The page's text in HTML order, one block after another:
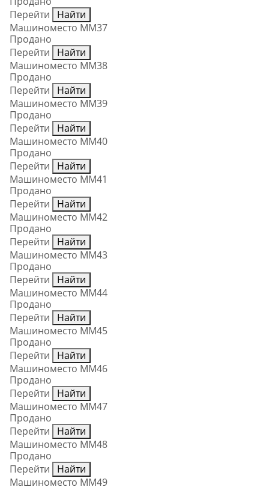
Перейти
Найти
Машиноместо ММ37
Продано
Перейти
Найти
Машиноместо ММ38
Продано
Перейти
Найти
Машиноместо ММ39
Продано
Перейти
Найти
Машиноместо ММ40
Продано
Перейти
Найти
Машиноместо ММ41
Продано
Перейти
Найти
Машиноместо ММ42
Продано
Перейти
Найти
Машиноместо ММ43
Продано
Перейти
Найти
Машиноместо ММ44
Продано
Перейти
Найти
Машиноместо ММ45
Продано
Перейти
Найти
Машиноместо ММ46
Продано
Перейти
Найти
Машиноместо ММ47
Продано
Перейти
Найти
Машиноместо ММ48
Продано
Перейти
Найти
Машиноместо ММ49